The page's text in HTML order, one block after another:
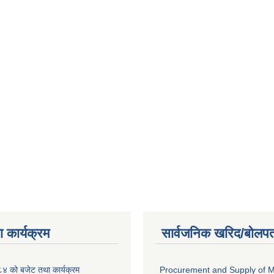
को बजेट तथा कार्यक्रम
सार्वजनिक खरिद/
Procurement and Supply of